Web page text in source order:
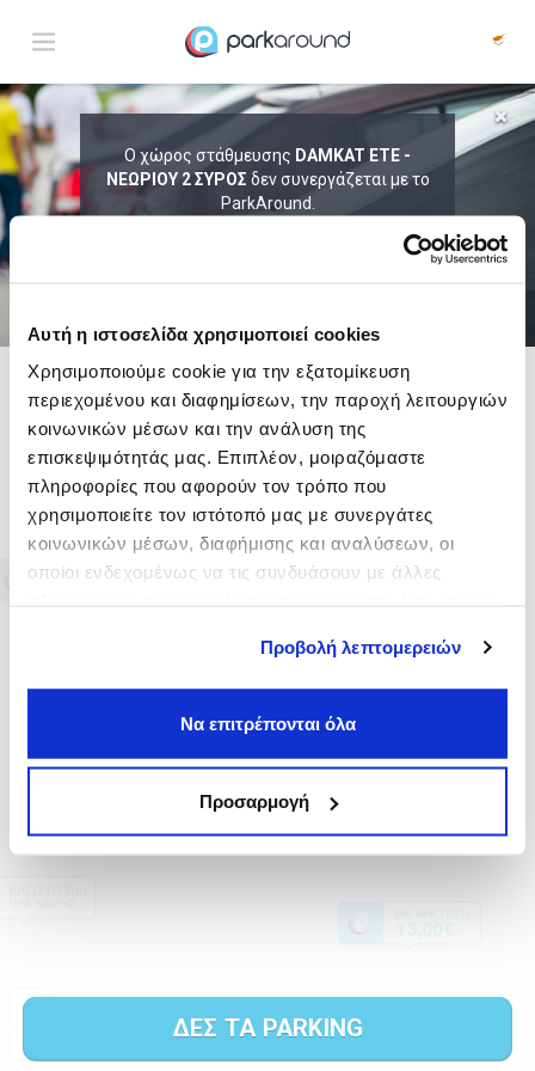
Αυτή η ιστοσελίδα χρησιμοποιεί cookies
Χρησιμοποιούμε cookie για την εξατομίκευση
περιεχομένου και διαφημίσεων, την παροχή λειτουργιών
κοινωνικών μέσων και την ανάλυση της
επισκεψιμότητάς μας. Επιπλέον, μοιραζόμαστε
πληροφορίες που αφορούν τον τρόπο που
χρησιμοποιείτε τον ιστότοπό μας με συνεργάτες
κοινωνικών μέσων, διαφήμισης και αναλύσεων, οι
οποίοι ενδεχομένως να τις συνδυάσουν με άλλες
Προβολή λεπτομερειών
Να επιτρέπονται όλα
Προσαρμογή
Ο χώρος στάθμευσης DAMKAT ETE -
ΝΕΩΡΙΟΥ 2 ΣΥΡΟΣ δεν συνεργάζεται με το
ParkAround.
ΤΟ PARKAROUND ΕΠΕΚΤΕΙΝΕΙ ΣΥΝΕΧΩΣ
Δες τώρα τα parking στο χάρτη και σύγκρινετιμή
καιαπόσταση
ΔΕΣ ΤΑ PARKING
ΑΠΟΤΕΛΕΣΜΑΤΑ ΓΙΑ:
ΑΦΙΞΗ Σαβ 08 Αυγ 06:45 ΔΙΑΡΚΕΙΑ 1